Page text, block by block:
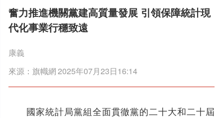
奮力推進機關黨建高質量發展 引領保障統計現
代化事業行穩致遠
康義
來源：旗幟網2025年07月23日16:14
國家統計局黨組全面貫徹黨的二十大和二十屆